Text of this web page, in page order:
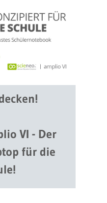
VI - Der
für die